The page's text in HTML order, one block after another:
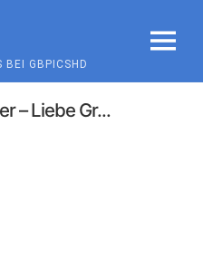
BEI GBPICSHD
MENU
– Liebe Gr...